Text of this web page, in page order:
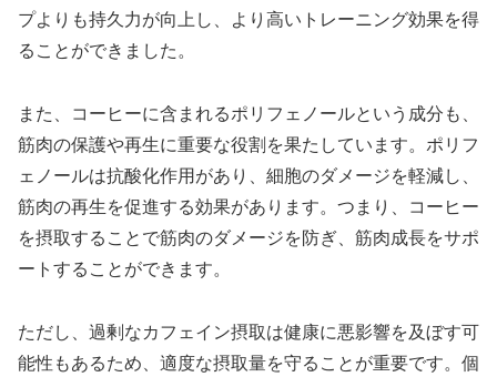
プよりも持久力が向上し、より高いトレーニング効果を得
ることができました。
また、コーヒーに含まれるポリフェノールという成分も、
筋肉の保護や再生に重要な役割を果たしています。ポリフ
ェノールは抗酸化作用があり、細胞のダメージを軽減し、
筋肉の再生を促進する効果があります。つまり、コーヒー
を摂取することで筋肉のダメージを防ぎ、筋肉成長をサポ
ートすることができます。
ただし、過剰なカフェイン摂取は健康に悪影響を及ぼす可
能性もあるため、適度な摂取量を守ることが重要です。個